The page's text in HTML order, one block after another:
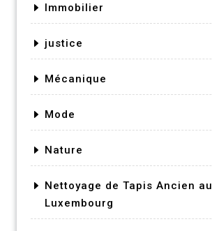
Immobilier
justice
Mécanique
Mode
Nature
Nettoyage de Tapis Ancien au
Luxembourg